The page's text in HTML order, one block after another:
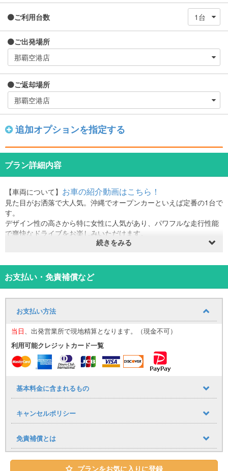
ご利用台数
ご出発場所
ご返却場所
追加オプションを指定する
プラン詳細内容
【車両について】 お車の紹介動画はこちら！
見た目がお洒落で大人気。沖縄でオープンカーといえば定番の1台で
す。
デザイン性の高さから特に女性に人気があり、パワフルな走行性能
で爽快なドライブをお楽しみいただけます。
※車両カラーの指定はできかねます。
【那覇空港送迎について（無料）】お迎え場所についてはこち
ら！
那覇空港までの送迎サービスを追加料金なしでご利用いただけま
■ 運行時間
9:30〜17:30（1時間おきに運行）
到着時間に応じて、最寄りの送迎便にてご案内いたします。
（例：９：００までに那覇空港に到着→９：３０発の送迎便）
空港への送りは１７：００発が最終便となりますので、予めご了承
下さい。
■ 乗車場所
⸻
【公式LINE登録のお願い】
・LINE ID：@661gpual
公式LINE登録の際に下記情報をメッセージでお送りください。
・お名前（フルネーム） ・レンタル日時
・ご予約車種
当日のご連絡は、公式LINEを使用して行います。
続きをみる
お支払い・免責補償など
お支払い方法
当日、出発営業所で現地精算となります。（現金不可）
利用可能クレジットカード一覧
基本料金に含まれるもの
キャンセルポリシー
免責補償とは
プランをお気に入りに登録